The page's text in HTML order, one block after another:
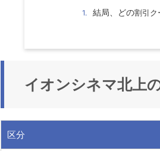
結局、どの割引ク
イオンシネマ北上
区分